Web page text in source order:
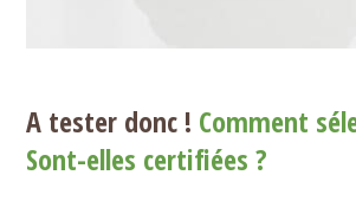
A tester donc ! Comment
Sont-elles certifiées ?